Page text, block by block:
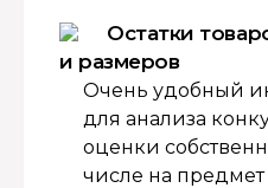
Остатки
и размеров
Очень удобный
для анализа
оценки
числе на предмет